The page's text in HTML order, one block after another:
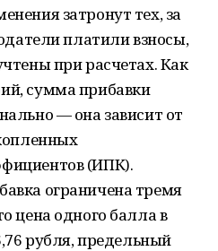
затронут тех, за
платили взносы,
при расчетах. Как
сумма прибавки
— она зависит от
(ИПК).
ограничена тремя
цена одного балла в
рубля, предельный